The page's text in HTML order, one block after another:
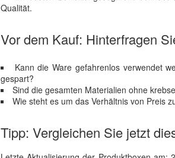
Qualität.
Vor dem Kauf: Hinterfragen
Kann die Ware gefahrenlos verwendet
gespart?
Sind die gesamten Materialien ohne
Wie steht es um das Verhältnis von Preis
Tipp: Vergleichen Sie jetzt